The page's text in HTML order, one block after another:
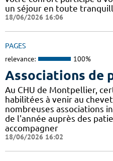
un séjour en toute
18/06/2026 16:06
PAGES
relevance: 100%
Associations de
Au CHU de Montpellier,
habilitées à venir au
nombreuses associations
de l'année auprès des
accompagner
18/06/2026 16:02